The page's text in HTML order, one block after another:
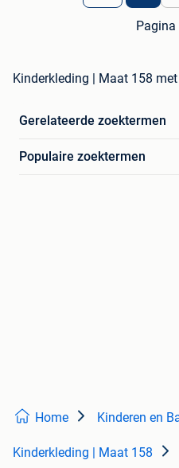
Pagina
Kinderkleding | Maat 158
Gerelateerde zoektermen
Populaire zoektermen
Home Kinderen en
Kinderkleding | Maat 158